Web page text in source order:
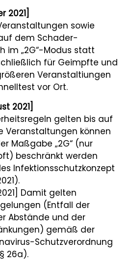
2021]
sowie
dem Schader-
im „2G“-Modus statt
für Geimpfte und
Veranstaltiungen
vor Ort.
2021]
gelten bis auf
Veranstaltungen können
Maßgabe „2G“ (nur
beschränkt werden
Infektionsschutzkonzept
Damit gelten
(Entfall der
Abstände und der
gemäß der
Schutzverordnung
26a).